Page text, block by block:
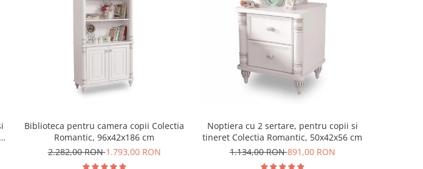
Biblioteca pentru camera copii Colectia
Romantic, 96x42x186 cm
2.282,00 RON1.793,00 RON
Noptiera cu 2 sertare, pentru copii si
tineret Colectia Romantic, 50x42x56 cm
1.134,00 RON891,00 RON